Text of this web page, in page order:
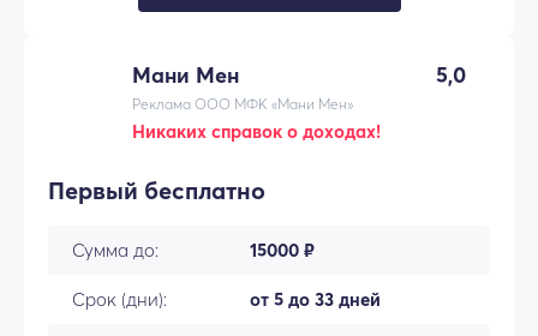
Мани Мен 5,0
Реклама ООО МФК «Мани Мен»
Никаких справок о доходах!
Первый бесплатно
Сумма до: 15000 ₽
Срок (дни): от 5 до 33 дней